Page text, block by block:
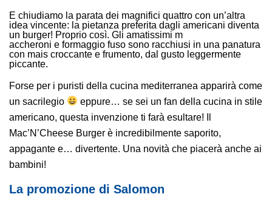
E chiudiamo la parata dei magnifici quattro con un’altra
idea vincente: la pietanza preferita dagli americani diventa
un burger! Proprio così. Gli amatissimi m
accheroni e formaggio fuso sono racchiusi in una panatura
con mais croccante e frumento, dal gusto leggermente
piccante.
Forse per i puristi della cucina mediterranea apparirà come
un sacrilegio
eppure… se sei un fan della cucina in stile
americano, questa invenzione ti farà esultare! Il
Mac’N’Cheese Burger è incredibilmente saporito,
appagante e… divertente. Una novità che piacerà anche ai
bambini!
La promozione di Salomon